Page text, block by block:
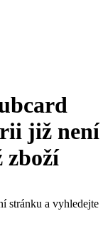
již není
zboží
stránku a vyhledejte